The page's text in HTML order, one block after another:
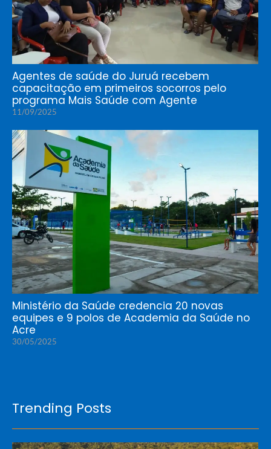
Agentes de saúde do Juruá recebem
capacitação em primeiros socorros pelo
programa Mais Saúde com Agente
11/09/2025
Ministério da Saúde credencia 20 novas
equipes e 9 polos de Academia da Saúde no
Acre
30/05/2025
Trending Posts